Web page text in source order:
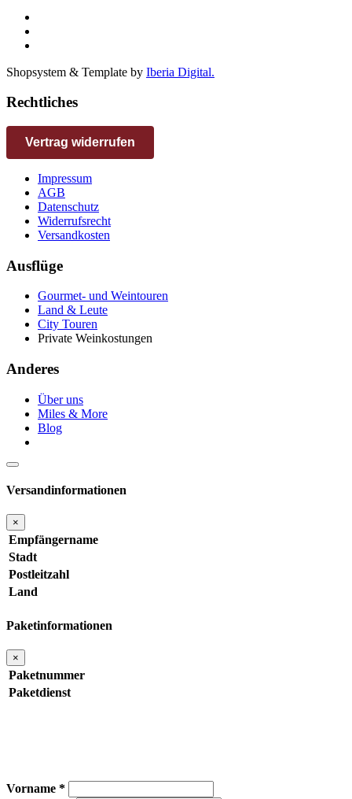
Shopsystem & Template by Iberia Digital.
Rechtliches
Vertrag widerrufen
Impressum
AGB
Datenschutz
Widerrufsrecht
Versandkosten
Ausflüge
Gourmet- und Weintouren
Land & Leute
City Touren
Private Weinkostungen
Anderes
Über uns
Miles & More
Blog
Versandinformationen
×
Empfängername
Stadt
Postleitzahl
Land
Paketinformationen
×
Paketnummer
Paketdienst
Vorname *